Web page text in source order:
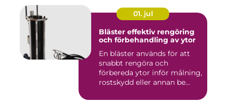
01. jul
Bläster effektiv rengöring
och förbehandling av ytor
En bläster används för att
snabbt rengöra och
förbereda ytor inför målning,
rostskydd eller annan be...